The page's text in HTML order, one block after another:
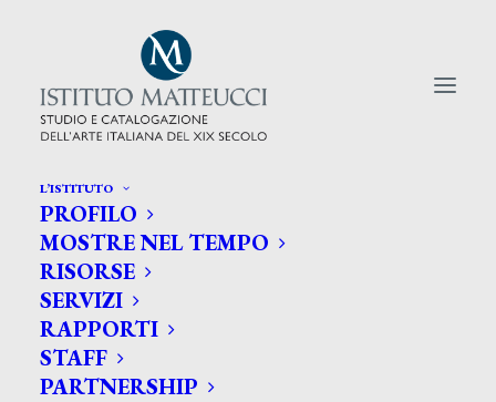
L’ISTITUTO
PROFILO
MOSTRE NEL TEMPO
RISORSE
SERVIZI
RAPPORTI
STAFF
PARTNERSHIP
CERCA TRA GLI ARTISTI:
Search
for: